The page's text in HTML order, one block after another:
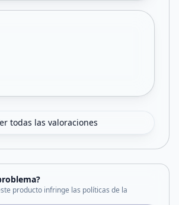
todas las valoraciones
producto infringe las políticas de la